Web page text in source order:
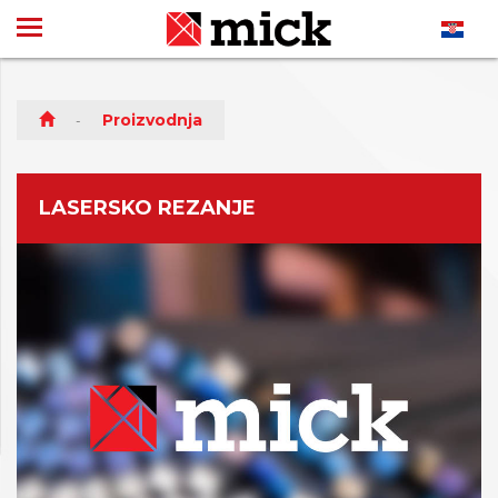
Proizvodnja
LASERSKO REZANJE